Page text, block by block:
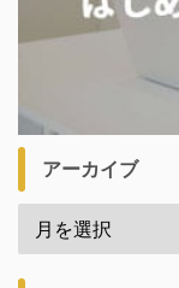
アーカイブ